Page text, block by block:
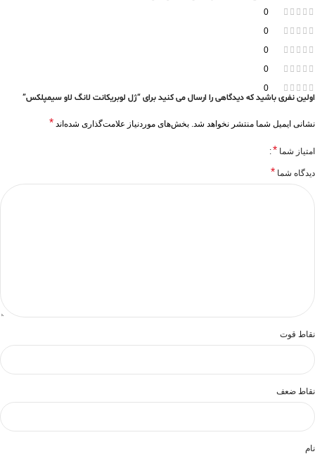
0
0
0
0
0
اولین نفری باشید که دیدگاهی را ارسال می کنید برای “ژل لوبریکانت لانگ لاو سیمپلکس”
نشانی ایمیل شما منتشر نخواهد شد. بخش‌های موردنیاز علامت‌گذاری شده‌اند *
امتیاز شما *
دیدگاه شما *
نقاط قوت
نقاط ضعف
نام